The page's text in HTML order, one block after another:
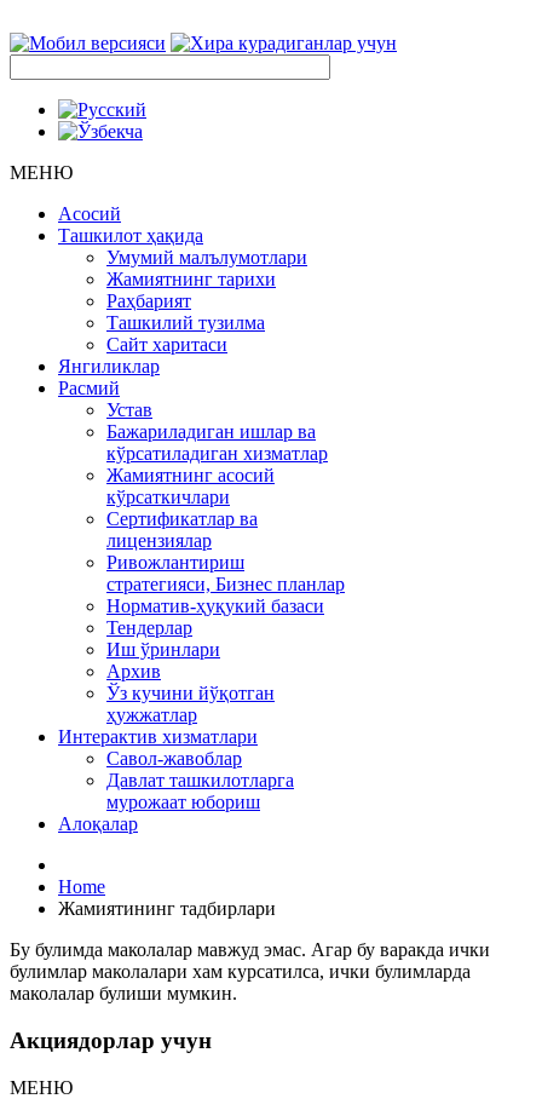
МЕНЮ
Асосий
Ташкилот ҳақида
Умумий малълумотлари
Жамиятнинг тарихи
Раҳбарият
Ташкилий тузилма
Сайт харитаси
Янгиликлар
Расмий
Устав
Бажариладиган ишлар ва
кўрсатиладиган хизматлар
Жамиятнинг асосий
кўрсаткичлари
Сертификатлар ва
лицензиялар
Ривожлантириш
стратегияси, Бизнес планлар
Норматив-ҳуқукий базаси
Тендерлар
Иш ўринлари
Архив
Ўз кучини йўқотган
ҳужжатлар
Интерактив хизматлари
Савол-жавоблар
Давлат ташкилотларга
мурожаат юбориш
Алоқалар
Home
Жамиятининг тадбирлари
Бу булимда маколалар мавжуд эмас. Агар бу варакда ички
булимлар маколалари хам курсатилса, ички булимларда
маколалар булиши мумкин.
Акциядорлар учун
МЕНЮ